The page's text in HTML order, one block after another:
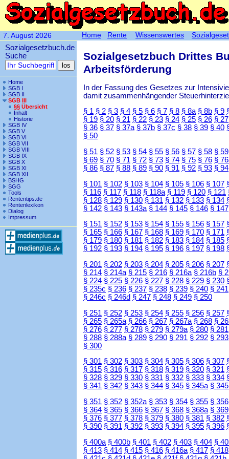
7. August 2026
Sozialgesetzbuch.de
Suche
Home
SGB I
SGB II
SGB III
§§ Übersicht
Inhalt
Historie
SGB IV
SGB V
SGB VI
SGB VII
SGB VIII
SGB IX
SGB X
SGB XI
SGB XII
BSHG
SGG
Tools
Rententips.de
Rentenlexikon
Dialog
Impressum
Sozialgesetzbuch Drittes
Arbeitsförderung
In der Fassung des Gesetzes zur
damit zusammenhängender
§ 1 § 2 § 3 § 4 § 5 § 6 § 7 § 8 § 8a § 8b § 9
§ 19 § 20 § 21 § 22 § 23 § 24 § 25 § 26 § 27
§ 36 § 37 § 37a § 37b § 37c § 38 § 39 § 40
§ 50
§ 51 § 52 § 53 § 54 § 55 § 56 § 57 § 58 § 59
§ 69 § 70 § 71 § 72 § 73 § 74 § 75 § 76 §
§ 86 § 87 § 88 § 89 § 90 § 91 § 92 § 93 § 94
§ 101 § 102 § 103 § 104 § 105 § 106 § 107
§ 116 § 117 § 118 § 118a § 119 § 120 § 121
§ 128 § 129 § 130 § 131 § 132 § 133 § 134
§ 142 § 143 § 143a § 144 § 145 § 146 § 147
§ 151 § 152 § 153 § 154 § 155 § 156 § 157
§ 165 § 166 § 167 § 168 § 169 § 170 § 171
§ 179 § 180 § 181 § 182 § 183 § 184 § 185
§ 192 § 193 § 194 § 195 § 196 § 197 § 198
§ 201 § 202 § 203 § 204 § 205 § 206 § 207
§ 214 § 214a § 215 § 216 § 216a § 216b §
§ 224 § 225 § 226 § 227 § 228 § 229 § 230
§ 235c § 236 § 237 § 238 § 239 § 240 § 241
§ 246c § 246d § 247 § 248 § 249 § 250
§ 251 § 252 § 253 § 254 § 255 § 256 § 257
§ 265 § 265a § 266 § 267 § 267a § 268 §
§ 276 § 277 § 278 § 279 § 279a § 280 § 281
§ 288 § 288a § 289 § 290 § 291 § 292 § 293
§ 300
§ 301 § 302 § 303 § 304 § 305 § 306 § 307
§ 315 § 316 § 317 § 318 § 319 § 320 § 321
§ 328 § 329 § 330 § 331 § 332 § 333 § 334
§ 341 § 342 § 343 § 344 § 345 § 345a §
§ 351 § 352 § 352a § 353 § 354 § 355 § 356
§ 364 § 365 § 366 § 367 § 368 § 368a § 369
§ 376 § 377 § 378 § 379 § 380 § 381 § 382
§ 390 § 391 § 392 § 393 § 394 § 395 § 396
§ 400a § 400b § 401 § 402 § 403 § 404 §
§ 413 § 414 § 415 § 416 § 416a § 417 § 418
Home Rente Wissenswertes